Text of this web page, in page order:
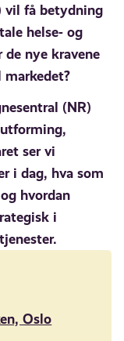
vil få betydning
helse- og
de nye kravene
(NR)
ser vi
i dag, hva som
hvordan
i
Oslo